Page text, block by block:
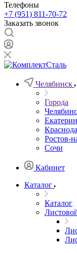
Телефоны
+7 (951) 811-70-72
Заказать звонок
Челябинск
Города
Ростов-
Сочи
Кабинет
Каталог
Каталог